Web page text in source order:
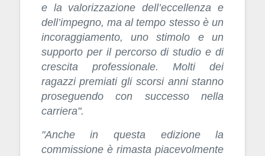
e la valorizzazione dell’eccellenza e
dell’impegno, ma al tempo stesso è un
incoraggiamento, uno stimolo e un
supporto per il percorso di studio e di
crescita professionale. Molti dei
ragazzi premiati gli scorsi anni stanno
proseguendo con successo nella
carriera".
"Anche in questa edizione la
commissione è rimasta piacevolmente